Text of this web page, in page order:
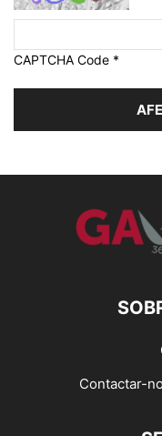
CAPTCHA Code *
Contactar-